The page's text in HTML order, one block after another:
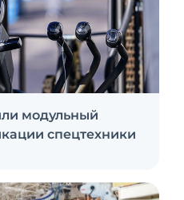
модульный
спецтехники